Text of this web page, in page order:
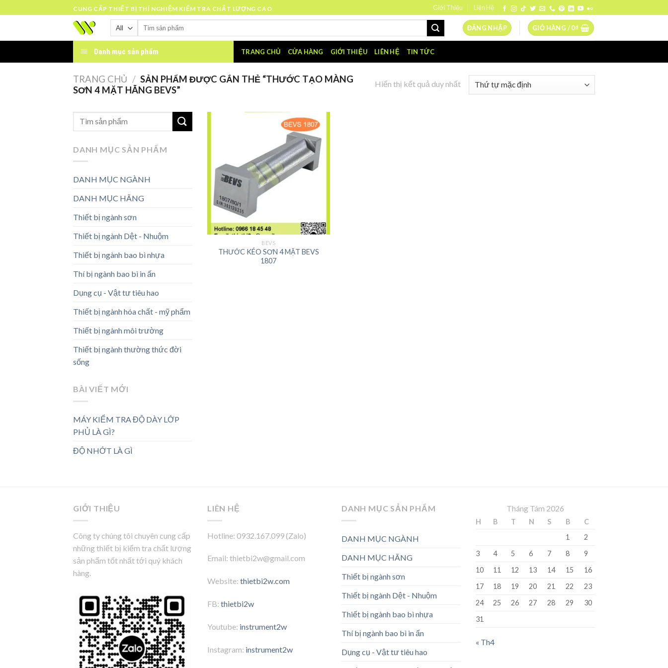
to
CUNG CẤP THIẾT BỊ THÍ NGHIỆM KIỂM TRA CHẤT LƯỢNG CAO Giới Thiệu Liên Hệ
Tìm
ĐĂNG NHẬP GIỎ HÀNG /0₫
Danh mục sản phẩm TRANG CHỦ CỬA HÀNG GIỚI THIỆU LIÊN HỆ TIN TỨC
TRANG CHỦ / SẢN PHẨM ĐƯỢC GẮN THẺ “THƯỚC TẠO MÀNG
SƠN 4 MẶT HÃNG BEVS”
Hiển thị kết quả duy nhất
DANH MỤC SẢN PHẨM
DANH MỤC NGÀNH
DANH MỤC HÃNG
Thiết bị ngành sơn
Thiết bị ngành Dệt - Nhuộm
Thiết bị ngành bao bì nhựa
Thí bị ngành bao bì in ấn
Dụng cụ - Vật tư tiêu hao
Thiết bị ngành hóa chất - mỹ phẩm
Thiết bị ngành môi trường
Thiết bị ngành thường thức đời
sống
BÀI VIẾT MỚI
MÁY KIỂM TRA ĐỘ DÀY LỚP
PHỦ LÀ GÌ?
ĐỘ NHỚT LÀ GÌ
BEVS
THƯỚC KÉO SƠN 4 MẶT BEVS
1807
GIỚI THIỆU
Công ty chúng tôi chuyên cung cấp
những thiết bị kiểm tra chất lượng
sản phẩm tốt nhất tới quý khách
hàng.
LIÊN HỆ
Hotline: 0932.167.099 (Zalo)
Email: thietbi2w@gmail.com
Website: thietbi2w.com
FB: thietbi2w
Youtube: instrument2w
Instagram: instrument2w
DANH MỤC SẢN PHẨM
DANH MỤC NGÀNH
DANH MỤC HÃNG
Thiết bị ngành sơn
Thiết bị ngành Dệt - Nhuộm
Thiết bị ngành bao bì nhựa
Thí bị ngành bao bì in ấn
Dụng cụ - Vật tư tiêu hao
Tháng Tám 2026
H B T N S B
C
1
2
3
4 5 6 7 8
9
10
11 12 13 14 15
16
17
18 19 20 21 22
23
24
25 26 27 28 29
30
31
« Th4